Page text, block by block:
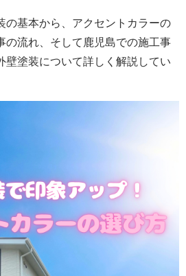
の基本から、アクセントカラーの
の流れ、そして鹿児島での施工事
壁塗装について詳しく解説してい